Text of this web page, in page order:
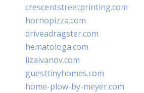
crescentstreetprinting.com
hornopizza.com
driveadragster.com
hematologa.com
lizaivanov.com
guesttinyhomes.com
home-plow-by-meyer.com